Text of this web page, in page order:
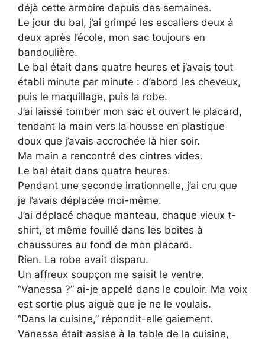
déjà cette armoire depuis des semaines.
Le jour du bal, j’ai grimpé les escaliers deux à
deux après l’école, mon sac toujours en
bandoulière.
Le bal était dans quatre heures et j’avais tout
établi minute par minute : d’abord les cheveux,
puis le maquillage, puis la robe.
J’ai laissé tomber mon sac et ouvert le placard,
tendant la main vers la housse en plastique
doux que j’avais accrochée là hier soir.
Ma main a rencontré des cintres vides.
Le bal était dans quatre heures.
Pendant une seconde irrationnelle, j’ai cru que
je l’avais déplacée moi-même.
J’ai déplacé chaque manteau, chaque vieux t-
shirt, et même fouillé dans les boîtes à
chaussures au fond de mon placard.
Rien. La robe avait disparu.
Un affreux soupçon me saisit le ventre.
“Vanessa ?” ai-je appelé dans le couloir. Ma voix
est sortie plus aiguë que je ne le voulais.
“Dans la cuisine,” répondit-elle gaiement.
Vanessa était assise à la table de la cuisine,